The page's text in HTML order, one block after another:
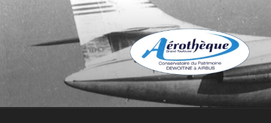
principal
DE